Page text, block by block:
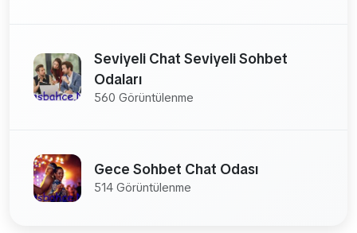
Seviyeli Chat Seviyeli Sohbet
Odaları
560 Görüntülenme
Gece Sohbet Chat Odası
514 Görüntülenme